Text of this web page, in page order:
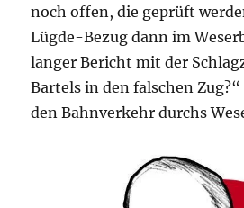
noch offen, die geprüft
Lügde-Bezug dann im
langer Bericht mit der
Bartels in den falschen
den Bahnverkehr durchs